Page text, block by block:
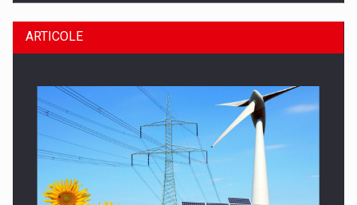
CEO Conference - Shaping The Future - Technology and…
ARTICOLE